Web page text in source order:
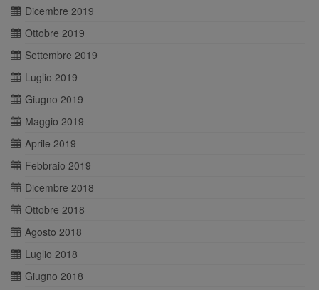
Dicembre 2019
Ottobre 2019
Settembre 2019
Luglio 2019
Giugno 2019
Maggio 2019
Aprile 2019
Febbraio 2019
Dicembre 2018
Ottobre 2018
Agosto 2018
Luglio 2018
Giugno 2018